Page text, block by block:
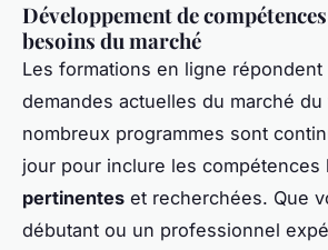
Développement de
besoins du marché
Les formations en ligne
demandes actuelles du marché du
nombreux programmes sont
jour pour inclure les compétences
pertinentes et recherchées. Que
débutant ou un professionnel